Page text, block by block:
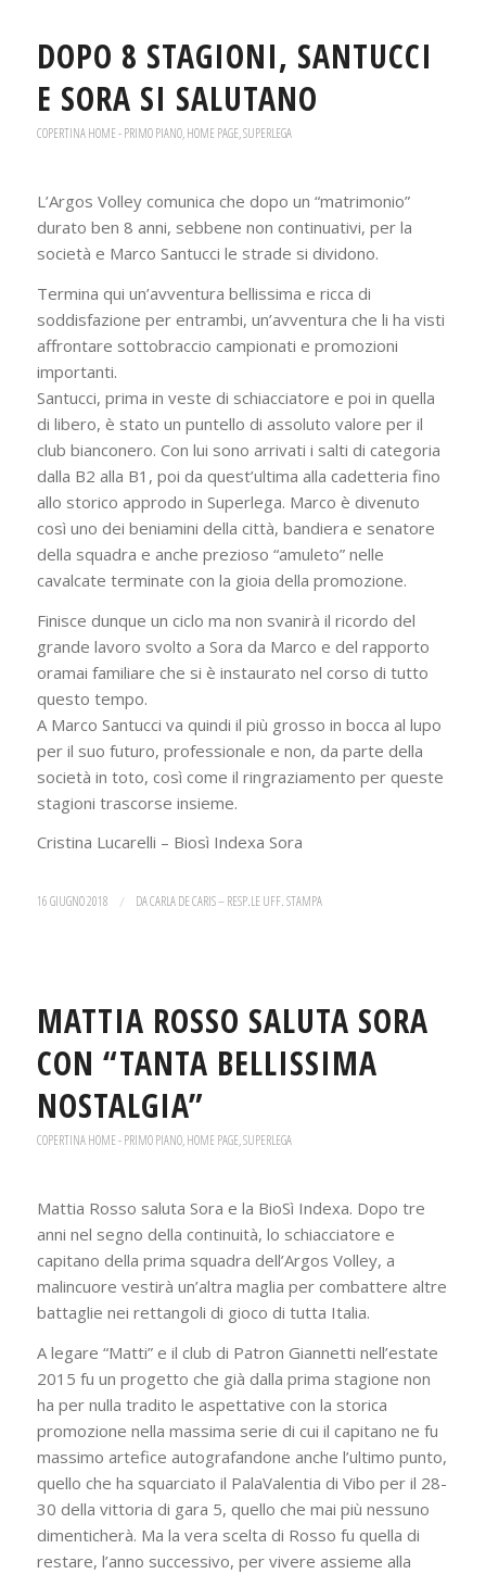
DOPO 8 STAGIONI, SANTUCCI
E SORA SI SALUTANO
COPERTINA HOME - PRIMO PIANO,HOME PAGE,SUPERLEGA
L’Argos Volley comunica che dopo un “matrimonio”
durato ben 8 anni, sebbene non continuativi, per la
società e Marco Santucci le strade si dividono.
Termina qui un’avventura bellissima e ricca di
soddisfazione per entrambi, un’avventura che li ha visti
affrontare sottobraccio campionati e promozioni
importanti.
Santucci, prima in veste di schiacciatore e poi in quella
di libero, è stato un puntello di assoluto valore per il
club bianconero. Con lui sono arrivati i salti di categoria
dalla B2 alla B1, poi da quest’ultima alla cadetteria fino
allo storico approdo in Superlega. Marco è divenuto
così uno dei beniamini della città, bandiera e senatore
della squadra e anche prezioso “amuleto” nelle
cavalcate terminate con la gioia della promozione.
Finisce dunque un ciclo ma non svanirà il ricordo del
grande lavoro svolto a Sora da Marco e del rapporto
oramai familiare che si è instaurato nel corso di tutto
questo tempo.
A Marco Santucci va quindi il più grosso in bocca al lupo
per il suo futuro, professionale e non, da parte della
società in toto, così come il ringraziamento per queste
stagioni trascorse insieme.
Cristina Lucarelli – Biosì Indexa Sora
16 GIUGNO 2018 / DACARLA DE CARIS – RESP.LE UFF. STAMPA
MATTIA ROSSO SALUTA SORA
CON “TANTA BELLISSIMA
NOSTALGIA”
COPERTINA HOME - PRIMO PIANO,HOME PAGE,SUPERLEGA
Mattia Rosso saluta Sora e la BioSì Indexa. Dopo tre
anni nel segno della continuità, lo schiacciatore e
capitano della prima squadra dell’Argos Volley, a
malincuore vestirà un’altra maglia per combattere altre
battaglie nei rettangoli di gioco di tutta Italia.
A legare “Matti” e il club di Patron Giannetti nell’estate
2015 fu un progetto che già dalla prima stagione non
ha per nulla tradito le aspettative con la storica
promozione nella massima serie di cui il capitano ne fu
massimo artefice autografandone anche l’ultimo punto,
quello che ha squarciato il PalaValentia di Vibo per il 28-
30 della vittoria di gara 5, quello che mai più nessuno
dimenticherà. Ma la vera scelta di Rosso fu quella di
restare, l’anno successivo, per vivere assieme alla